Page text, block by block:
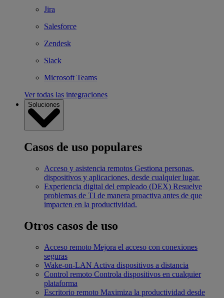
Jira
Salesforce
Zendesk
Slack
Microsoft Teams
Ver todas las integraciones
Soluciones
Casos de uso populares
Acceso y asistencia remotos Gestiona personas,
dispositivos y aplicaciones, desde cualquier lugar.
Experiencia digital del empleado (DEX) Resuelve
problemas de TI de manera proactiva antes de que
impacten en la productividad.
Otros casos de uso
Acceso remoto Mejora el acceso con conexiones
seguras
Wake-on-LAN Activa dispositivos a distancia
Control remoto Controla dispositivos en cualquier
plataforma
Escritorio remoto Maximiza la productividad desde